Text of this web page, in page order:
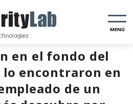
MENÚ
en el fondo del
lo encontraron en
de un